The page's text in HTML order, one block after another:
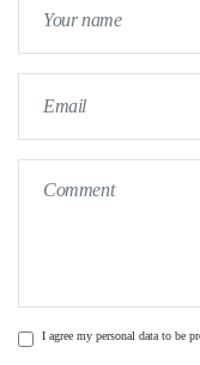
I agree my personal data to be